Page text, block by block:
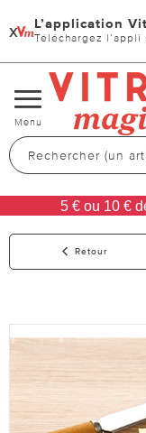
x L’application
Téléchargez l’appli
Changer
de
navigation
Menu
5 € ou 10 €
Retour